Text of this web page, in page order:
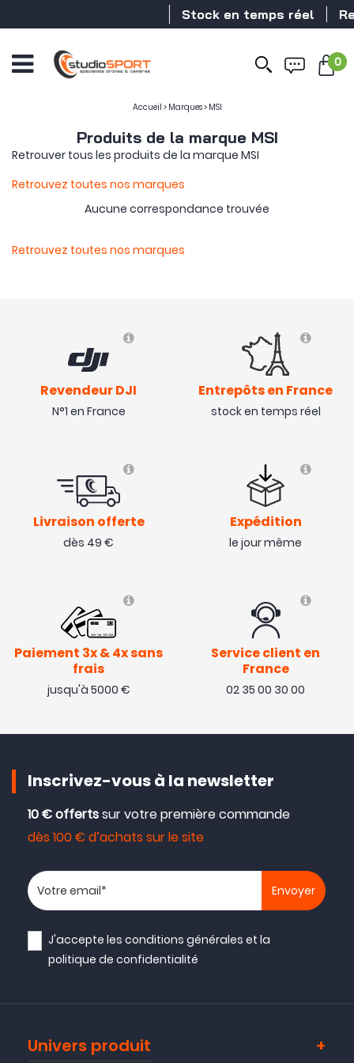
Stock en temps réel
0
Accueil > Marques> MSI
Produits de la marque MSI
Retrouver tous les produits de la marque MSI
Retrouvez toutes nos marques
Aucune correspondance trouvée
Retrouvez toutes nos marques
Revendeur DJI
N°1 en France
Entrepôts en France
stock en temps réel
Livraison offerte
dès 49 €
Expédition
le jour même
Paiement 3x & 4x sans
frais
jusqu'à 5000 €
Service client en
France
02 35 00 30 00
Inscrivez-vous à la newsletter
10 € offertssur votre première commande
dès 100 € d’achats sur le site
Votre adresse email
J'accepte lesconditions générales et la
politique de confidentialité
Univers produit